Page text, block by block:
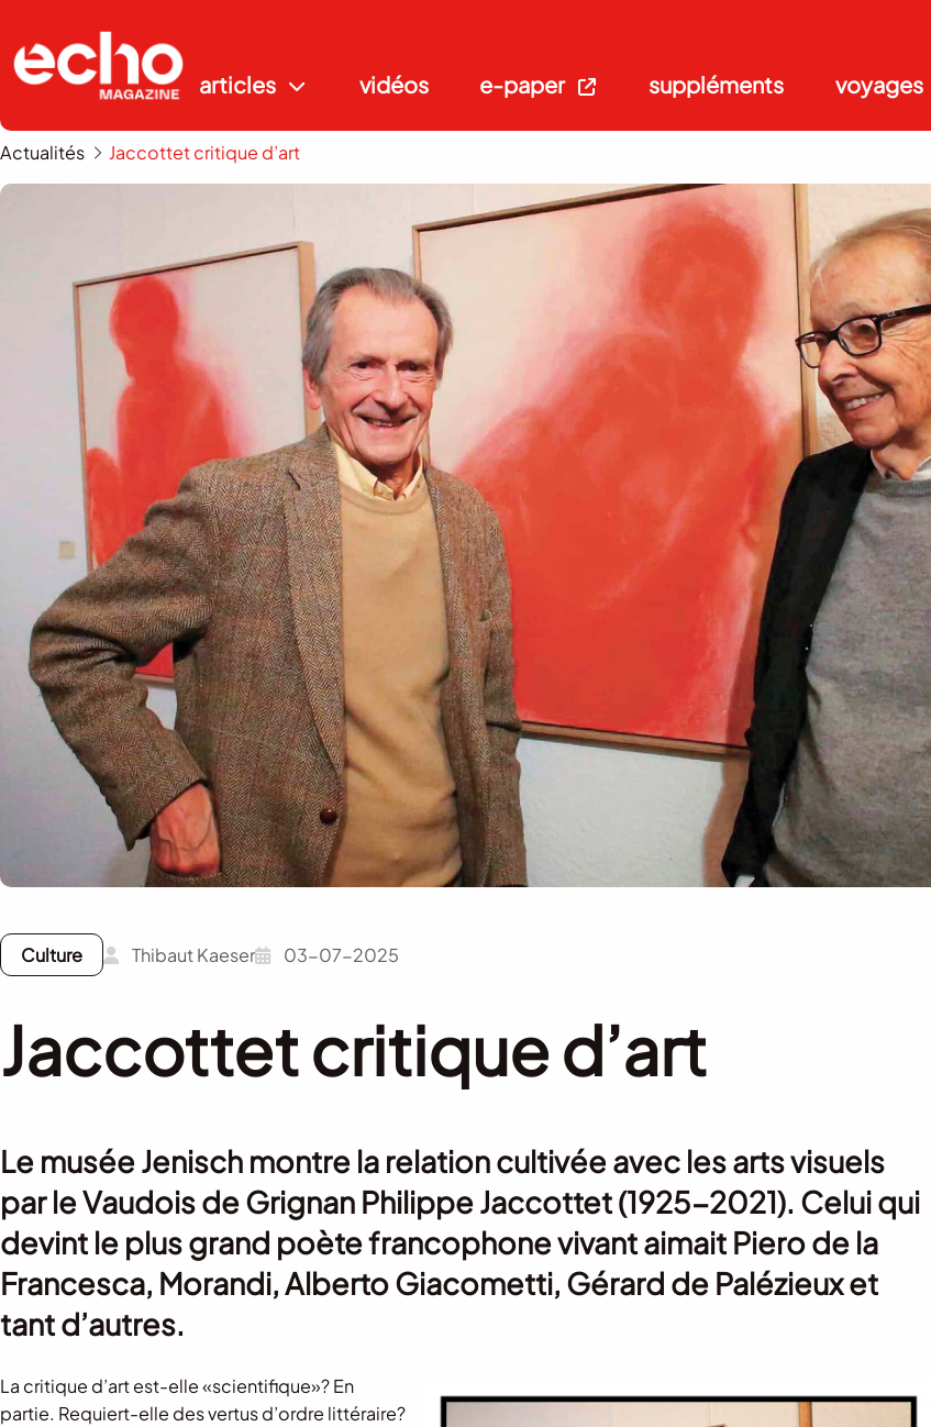
articles vidéos e-paper suppléments voyages
Actualités Jaccottet critique d’art
Culture Thibaut Kaeser 03-07-2025
Jaccottet critique d’art
Le musée Jenisch montre la relation cultivée avec les arts visuels
par le Vaudois de Grignan Philippe Jaccottet (1925-2021). Celui qui
devint le plus grand poète francophone vivant aimait Piero de la
Francesca, Morandi, Alberto Giacometti, Gérard de Palézieux et
tant d’autres.
La critique d’art est-elle «scientifique»? En
partie. Requiert-elle des vertus d’ordre littéraire?